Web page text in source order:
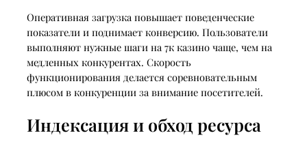
Оперативная загрузка повышает поведенческие
показатели и поднимает конверсию. Пользователи
выполняют нужные шаги на 7к казино чаще, чем на
медленных конкурентах. Скорость
функционирования делается соревновательным
плюсом в конкуренции за внимание посетителей.
Индексация и обход ресурса